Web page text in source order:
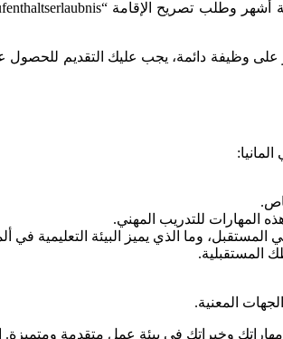
وظيفة دائمة، يجب عليك التقديم للحصول
المهارات للتدريب المهني.
وما الذي يميز البيئة التعليمية في
المستقبلية.
المعنية.
وخبراتك في بيئة عمل متقدمة ومتميزة.